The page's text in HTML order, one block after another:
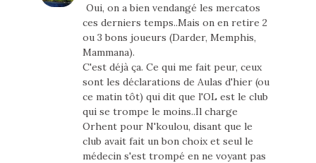
Oui, on a bien vendangé les mercatos
ces derniers temps..Mais on en retire 2
ou 3 bons joueurs (Darder, Memphis,
Mammana).
C'est déjà ça. Ce qui me fait peur, ceux
sont les déclarations de Aulas d'hier (ou
ce matin tôt) qui dit que l'OL est le club
qui se trompe le moins..Il charge
Orhent pour N'koulou, disant que le
club avait fait un bon choix et seul le
médecin s'est trompé en ne voyant pas